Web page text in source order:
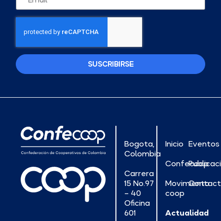
SUSCRIBIRSE
Bogota,
Colombia
Carrera
15 No.97
– 40
Oficina
601
Inicio
Confecoop
Movimiento
coop
Actualidad
Eventos